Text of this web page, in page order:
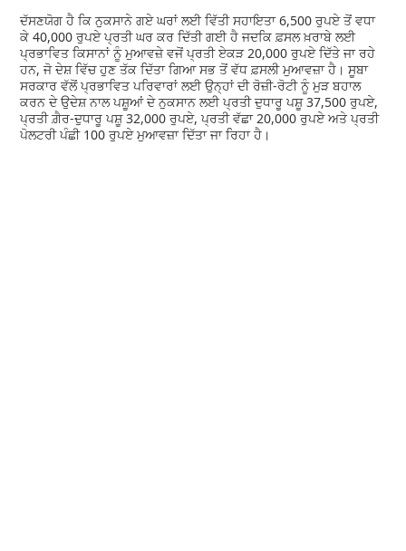
ਦੱਸਣਯੋਗ ਹੈ ਕਿ ਨੁਕਸਾਨੇ ਗਏ ਘਰਾਂ ਲਈ ਵਿੱਤੀ ਸਹਾਇਤਾ 6,500 ਰੁਪਏ ਤੋਂ ਵਧਾ
ਕੇ 40,000 ਰੁਪਏ ਪ੍ਰਤੀ ਘਰ ਕਰ ਦਿੱਤੀ ਗਈ ਹੈ ਜਦਕਿ ਫ਼ਸਲ ਖ਼ਰਾਬੇ ਲਈ
ਪ੍ਰਭਾਵਿਤ ਕਿਸਾਨਾਂ ਨੂੰ ਮੁਆਵਜ਼ੇ ਵਜੋਂ ਪ੍ਰਤੀ ਏਕੜ 20,000 ਰੁਪਏ ਦਿੱਤੇ ਜਾ ਰਹੇ
ਹਨ, ਜੋ ਦੇਸ਼ ਵਿੱਚ ਹੁਣ ਤੱਕ ਦਿੱਤਾ ਗਿਆ ਸਭ ਤੋਂ ਵੱਧ ਫ਼ਸਲੀ ਮੁਆਵਜ਼ਾ ਹੈ। ਸੂਬਾ
ਸਰਕਾਰ ਵੱਲੋਂ ਪ੍ਰਭਾਵਿਤ ਪਰਿਵਾਰਾਂ ਲਈ ਉਨ੍ਹਾਂ ਦੀ ਰੋਜ਼ੀ-ਰੋਟੀ ਨੂੰ ਮੁੜ ਬਹਾਲ
ਕਰਨ ਦੇ ਉਦੇਸ਼ ਨਾਲ ਪਸ਼ੂਆਂ ਦੇ ਨੁਕਸਾਨ ਲਈ ਪ੍ਰਤੀ ਦੁਧਾਰੂ ਪਸ਼ੂ 37,500 ਰੁਪਏ,
ਪ੍ਰਤੀ ਗ਼ੈਰ-ਦੁਧਾਰੂ ਪਸ਼ੂ 32,000 ਰੁਪਏ, ਪ੍ਰਤੀ ਵੱਛਾ 20,000 ਰੁਪਏ ਅਤੇ ਪ੍ਰਤੀ
ਪੋਲਟਰੀ ਪੰਛੀ 100 ਰੁਪਏ ਮੁਆਵਜ਼ਾ ਦਿੱਤਾ ਜਾ ਰਿਹਾ ਹੈ।